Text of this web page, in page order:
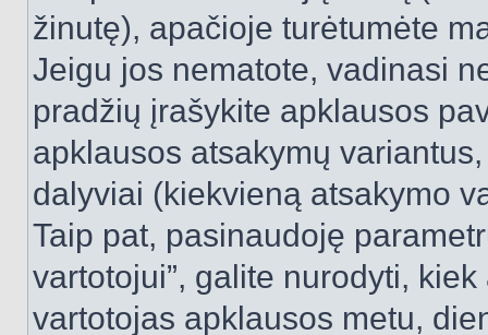
žinutę), apačioje turėtumėte
Jeigu jos nematote, vadinasi
pradžių įrašykite apklausos
apklausos atsakymų
dalyviai (kiekvieną atsakymo
Taip pat, pasinaudoję
vartotojui”, galite nurodyti,
vartotojas apklausos metu,